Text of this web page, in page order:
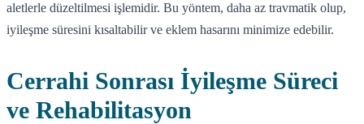
aletlerle düzeltilmesi işlemidir. Bu yöntem, daha az travmatik olup,
iyileşme süresini kısaltabilir ve eklem hasarını minimize edebilir.
Cerrahi Sonrası İyileşme Süreci
ve Rehabilitasyon